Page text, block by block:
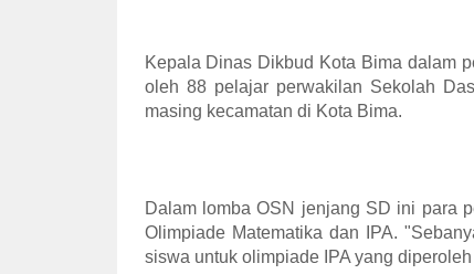
Kepala Dinas Dikbud Kota Bima dalam
oleh 88 pelajar perwakilan Sekolah
masing kecamatan di Kota Bima.
Dalam lomba OSN jenjang SD ini para
Olimpiade Matematika dan IPA.
siswa untuk olimpiade IPA yang